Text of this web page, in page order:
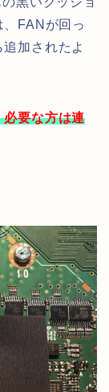
FANが回っ
加されたよ
必要な方は連